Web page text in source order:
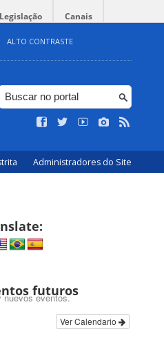
Legislação Canais
ALTO CONTRASTE
Administradores do Site
futuros
nuevos eventos.
Ver Calendario